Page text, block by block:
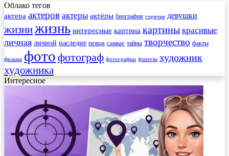
Облако тегов
актера актеров актеры актёры биография горячие девушки
жизнижизнь интересные картина картины красивые
личная личной наследие певца самые тайны творчество факты
фильма фото фотограф фотографии фэнтези художник
художника
Интересное